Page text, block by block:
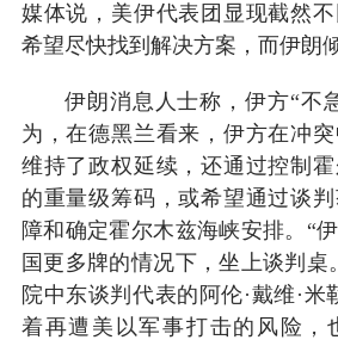
媒体说，美伊代表团显现截然
希望尽快找到解决方案，而伊朗
伊朗消息人士称，伊方“不
为，在德黑兰看来，伊方在冲突
维持了政权延续，还通过控制
的重量级筹码，或希望通过谈
障和确定霍尔木兹海峡安排。“
国更多牌的情况下，坐上谈判桌
院中东谈判代表的阿伦·戴维·米
着再遭美以军事打击的风险，